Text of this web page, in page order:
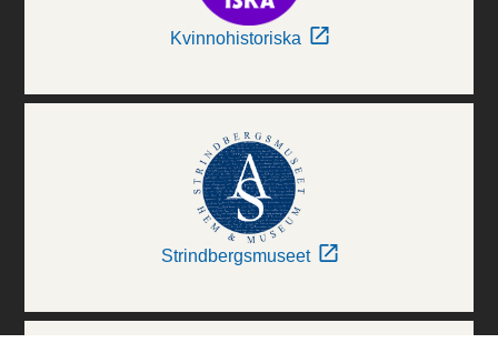
Kvinnohistoriska
Strindbergsmuseet